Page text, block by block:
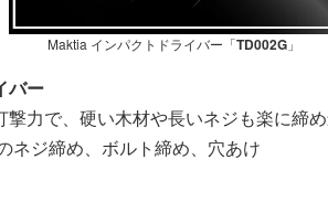
Maktia インパクトドライバー「TD002G 」
バー
力で、硬い木材や長いネジも楽に締め
ネジ締め、ボルト締め、穴あけ